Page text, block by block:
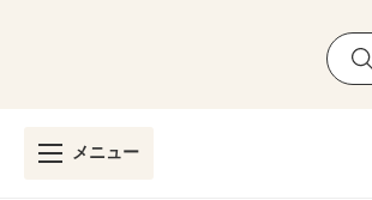
メニュー